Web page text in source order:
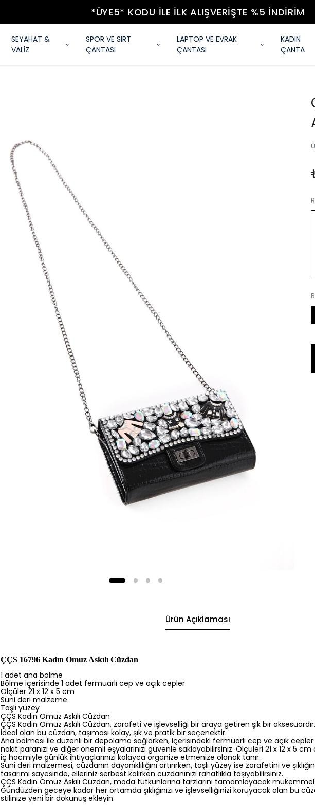
*ÜYE5* KODU ILE İLK ALIŞVERIŞTE %5 İNDIRIM
SEYAHAT &
VALİZ
SPOR VE SIRT
ÇANTASI
LAPTOP VE EVRAK
ÇANTASI
KADIN
ÇANTA
Ürün Açıklaması
ÇÇS 16796 Kadın Omuz Askılı Cüzdan
1 adet ana bölme
Bölme içerisinde 1 adet fermuarlı cep ve açık cepler
Ölçüler 21 x 12 x 5 cm
Suni deri malzeme
Taşlı yüzey
ÇÇS Kadın Omuz Askılı Cüzdan
ÇÇS Kadın Omuz Askılı Cüzdan, zarafeti ve işlevselliği bir araya getiren şık bir
ideal olan bu cüzdan, taşıması kolay, şık ve pratik bir seçenektir.
Ana bölmesi ile düzenli bir depolama sağlarken, içerisindeki fermuarlı cep ve açık cepler
nakit paranızı ve diğer önemli eşyalarınızı güvenle saklayabilirsiniz. Ölçüleri 21 x 12 x 5
iç hacmiyle günlük ihtiyaçlarınızı kolayca organize etmenize olanak tanır.
Suni deri malzemesi, cüzdanın dayanıklılığını artırırken, taşlı yüzey ise zarafetini ve
tasarımı sayesinde, elleriniz serbest kalırken cüzdanınızı rahatlıkla taşıyabilirsiniz.
ÇÇS Kadın Omuz Askılı Cüzdan, moda tutkunlarına tarzlarını tamamlayacak
Gündüzden geceye kadar her ortamda şıklığınızı ve işlevselliğinizi koruyacak olan bu
stilinize yeni bir dokunuş ekleyin.